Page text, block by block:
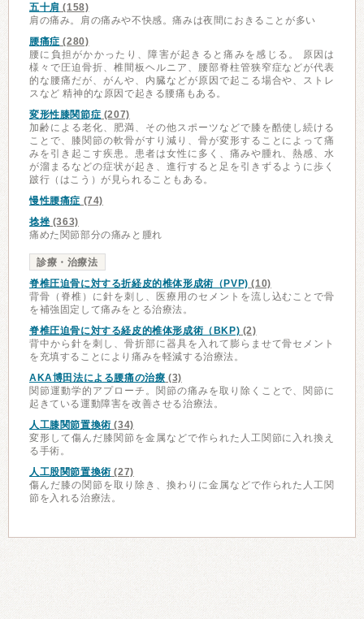
五十肩 (158)
肩の痛み。肩の痛みや不快感。痛みは夜間におきることが多い
腰痛症 (280)
腰に負担がかかったり、障害が起きると痛みを感じる。 原因は
様々で圧迫骨折、椎間板ヘルニア、腰部脊柱管狭窄症などが代表
的な腰痛だが、がんや、内臓などが原因で起こる場合や、ストレ
スなど 精神的な原因で起きる腰痛もある。
変形性膝関節症 (207)
加齢による老化、肥満、その他スポーツなどで膝を酷使し続ける
ことで、膝関節の軟骨がすり減り、骨が変形することによって痛
みを引き起こす疾患。患者は女性に多く、痛みや腫れ、熱感、水
が溜まるなどの症状が起き、進行すると足を引きずるように歩く
跛行（はこう）が見られることもある。
慢性腰痛症 (74)
捻挫 (363)
痛めた関節部分の痛みと腫れ
診療・治療法
脊椎圧迫骨に対する折経皮的椎体形成術（PVP) (10)
背骨（脊椎）に針を刺し、医療用のセメントを流し込むことで骨
を補強固定して痛みをとる治療法。
脊椎圧迫骨に対する経皮的椎体形成術（BKP) (2)
背中から針を刺し、骨折部に器具を入れて膨らませて骨セメント
を充填することにより痛みを軽減する治療法。
AKA博田法による腰痛の治療 (3)
関節運動学的アプローチ。関節の痛みを取り除くことで、関節に
起きている運動障害を改善させる治療法。
人工膝関節置換術 (34)
変形して傷んだ膝関節を金属などで作られた人工関節に入れ換え
る手術。
人工股関節置換術 (27)
傷んだ膝の関節を取り除き、換わりに金属などで作られた人工関
節を入れる治療法。